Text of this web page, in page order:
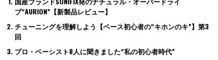
ブ“AURION”【新製品レビュー】
チューニングを理解しよう【ベース初心者の“キホンのキ”】第3
回
プロ・ベーシスト8人に聞きました“私の初心者時代”